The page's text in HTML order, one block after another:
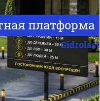
платформа
Gidrolast